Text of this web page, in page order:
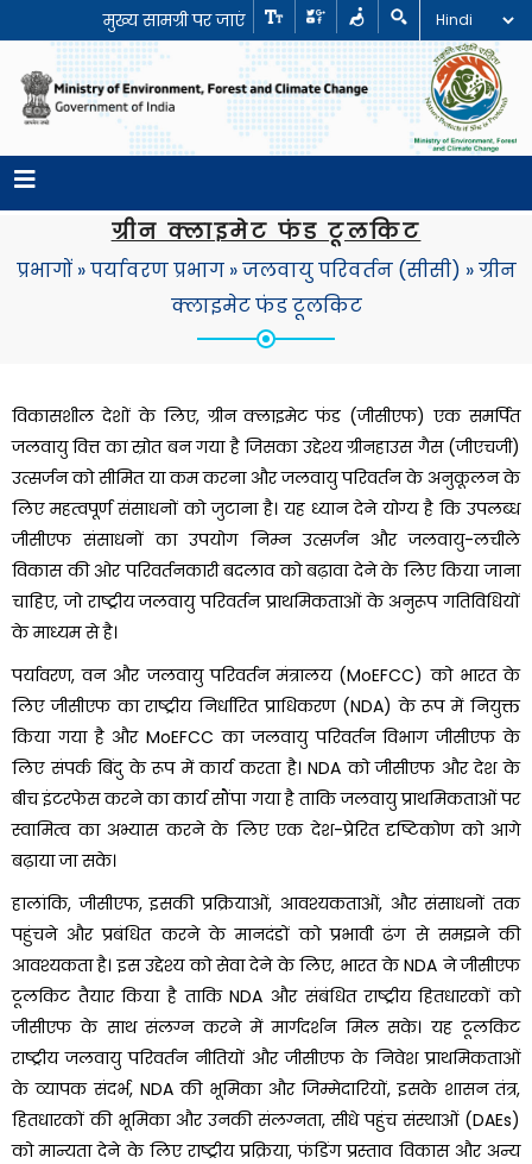
मुख्य सामग्री पर जाएं
ग्रीन क्लाइमेट फंड टूलकिट
प्रभागों»पर्यावरण प्रभाग»जलवायु परिवर्तन (सीसी) »ग्रीन
क्लाइमेट फंड टूलकिट
विकासशील देशों के लिए, ग्रीन क्लाइमेट फंड (जीसीएफ) एक समर्पित
जलवायु वित्त का स्रोत बन गया है जिसका उद्देश्य ग्रीनहाउस गैस (जीएचजी)
उत्सर्जन को सीमित या कम करना और जलवायु परिवर्तन के अनुकूलन के
लिए महत्वपूर्ण संसाधनों को जुटाना है। यह ध्यान देने योग्य है कि उपलब्ध
जीसीएफ संसाधनों का उपयोग निम्न उत्सर्जन और जलवायु-लचीले
विकास की ओर परिवर्तनकारी बदलाव को बढ़ावा देने के लिए किया जाना
चाहिए, जो राष्ट्रीय जलवायु परिवर्तन प्राथमिकताओं के अनुरूप गतिविधियों
के माध्यम से है।
पर्यावरण, वन और जलवायु परिवर्तन मंत्रालय (MoEFCC) को भारत के
लिए जीसीएफ का राष्ट्रीय निर्धारित प्राधिकरण (NDA) के रूप में नियुक्त
किया गया है और MoEFCC का जलवायु परिवर्तन विभाग जीसीएफ के
लिए संपर्क बिंदु के रूप में कार्य करता है। NDA को जीसीएफ और देश के
बीच इंटरफेस करने का कार्य सौंपा गया है ताकि जलवायु प्राथमिकताओं पर
स्वामित्व का अभ्यास करने के लिए एक देश-प्रेरित दृष्टिकोण को आगे
बढ़ाया जा सके।
हालांकि, जीसीएफ, इसकी प्रक्रियाओं, आवश्यकताओं, और संसाधनों तक
पहुंचने और प्रबंधित करने के मानदंडों को प्रभावी ढंग से समझने की
आवश्यकता है। इस उद्देश्य को सेवा देने के लिए, भारत के NDA ने जीसीएफ
टूलकिट तैयार किया है ताकि NDA और संबंधित राष्ट्रीय हितधारकों को
जीसीएफ के साथ संलग्न करने में मार्गदर्शन मिल सके। यह टूलकिट
राष्ट्रीय जलवायु परिवर्तन नीतियों और जीसीएफ के निवेश प्राथमिकताओं
के व्यापक संदर्भ, NDA की भूमिका और जिम्मेदारियों, इसके शासन तंत्र,
हितधारकों की भूमिका और उनकी संलग्नता, सीधे पहुंच संस्थाओं (DAEs)
को मान्यता देने के लिए राष्ट्रीय प्रक्रिया, फंडिंग प्रस्ताव विकास और अन्य